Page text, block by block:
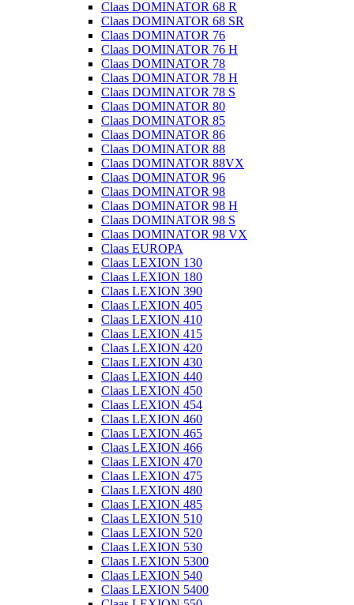
Claas DOMINATOR 68 R
Claas DOMINATOR 68 SR
Claas DOMINATOR 76
Claas DOMINATOR 76 H
Claas DOMINATOR 78
Claas DOMINATOR 78 H
Claas DOMINATOR 78 S
Claas DOMINATOR 80
Claas DOMINATOR 85
Claas DOMINATOR 86
Claas DOMINATOR 88
Claas DOMINATOR 88VX
Claas DOMINATOR 96
Claas DOMINATOR 98
Claas DOMINATOR 98 H
Claas DOMINATOR 98 S
Claas DOMINATOR 98 VX
Claas EUROPA
Claas LEXION 130
Claas LEXION 180
Claas LEXION 390
Claas LEXION 405
Claas LEXION 410
Claas LEXION 415
Claas LEXION 420
Claas LEXION 430
Claas LEXION 440
Claas LEXION 450
Claas LEXION 454
Claas LEXION 460
Claas LEXION 465
Claas LEXION 466
Claas LEXION 470
Claas LEXION 475
Claas LEXION 480
Claas LEXION 485
Claas LEXION 510
Claas LEXION 520
Claas LEXION 530
Claas LEXION 5300
Claas LEXION 540
Claas LEXION 5400